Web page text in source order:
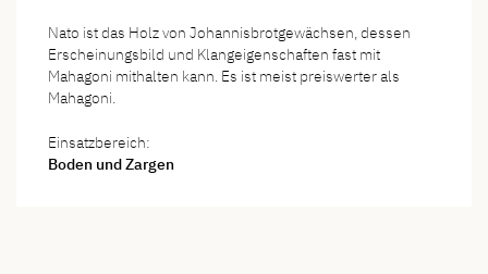
Nato ist das Holz von Johannisbrotgewächsen, dessen
Erscheinungsbild und Klangeigenschaften fast mit
Mahagoni mithalten kann. Es ist meist preiswerter als
Mahagoni.
Einsatzbereich:
Boden und Zargen